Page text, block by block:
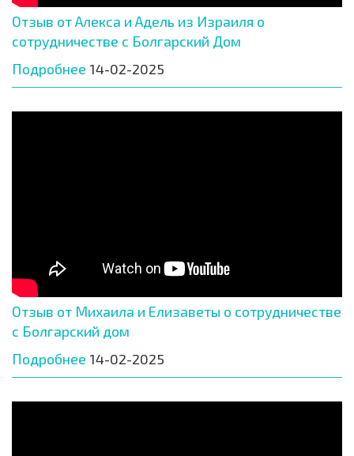
Отзыв от Алекса и Адель из Израиля о
сотрудничестве с Болгарский Дом
Подробнее 14-02-2025
Отзыв от Михаила и Елизаветы о сотрудничестве
с Болгарский дом
Подробнее 14-02-2025